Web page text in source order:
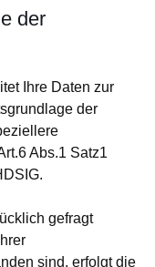
der
Ihre Daten zur
der
Abs.1 Satz1
gefragt
sind, erfolgt die